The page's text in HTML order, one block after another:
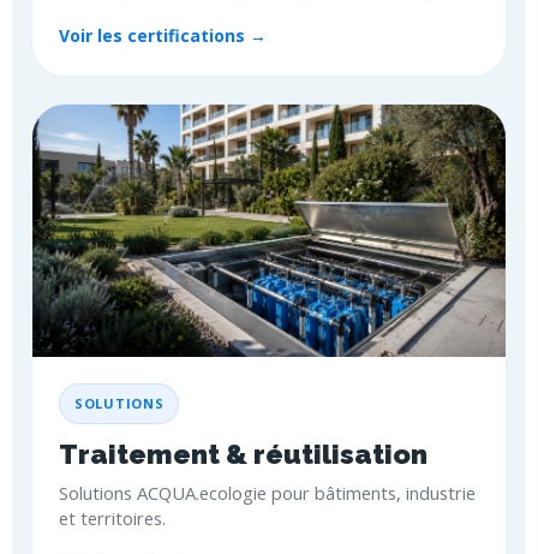
Voir les certifications →
SOLUTIONS
Traitement & réutilisation
Solutions ACQUA.ecologie pour bâtiments, industrie
et territoires.